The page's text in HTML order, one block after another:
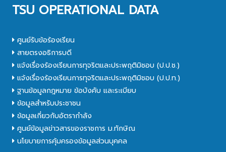
TSU OPERATIONAL DATA
ศูนย์รับข้อร้องเรียน
สายตรงอธิการบดี
แจ้งเรื่องร้องเรียนการทุจริตและประพฤติมิชอบ (ป.ป.ช.)
แจ้งเรื่องร้องเรียนการทุจริตและประพฤติมิชอบ (ป.ป.ท.)
ฐานข้อมูลกฎหมาย ข้อบังคับ และระเบียบ
ข้อมูลสำหรับประชาชน
ข้อมูลเกี่ยวกับอัตรากำลัง
ศูนย์ข้อมูลข่าวสารของราชการ ม.ทักษิณ
นโยบายการคุ้มครองข้อมูลส่วนบุคคล